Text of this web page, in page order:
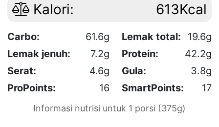
Kalori: 613Kcal
Carbo: 61.6g Lemak total:
19.6g
Lemak jenuh:
7.2g Protein:
42.2g
Serat:
4.6g Gula:
3.8g
ProPoints:
16 SmartPoints: 17
Informasi nutrisi untuk 1 porsi (375g)